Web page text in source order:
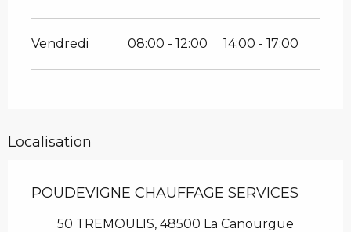
Vendredi 08:00 - 12:00 14:00 - 17:00
Localisation
POUDEVIGNE CHAUFFAGE SERVICES
50 TREMOULIS, 48500 La Canourgue